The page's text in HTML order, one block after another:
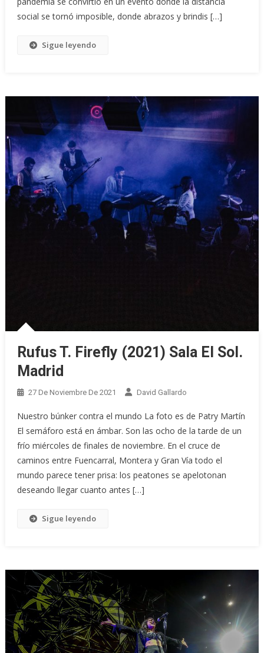
social se tornó imposible, donde abrazos y brindis […]
Sigue leyendo
Rufus T. Firefly (2021) Sala El Sol.
Madrid
27 De Noviembre De 2021 David Gallardo
Nuestro búnker contra el mundo La foto es de Patry Martín
El semáforo está en ámbar. Son las ocho de la tarde de un
frío miércoles de finales de noviembre. En el cruce de
caminos entre Fuencarral, Montera y Gran Vía todo el
mundo parece tener prisa: los peatones se apelotonan
deseando llegar cuanto antes […]
Sigue leyendo